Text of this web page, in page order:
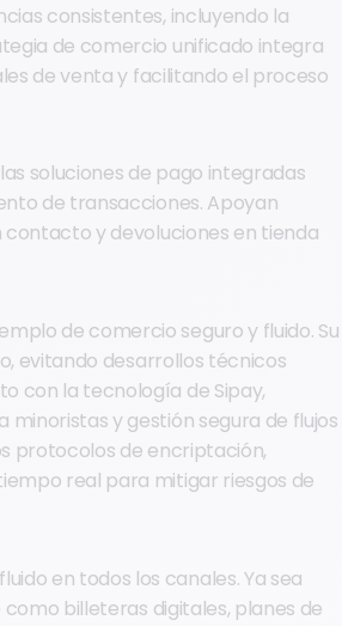
consistentes, incluyendo la
de comercio unificado integra
de venta y facilitando el proceso
soluciones de pago integradas
de transacciones. Apoyan
y devoluciones en tienda
de comercio seguro y fluido. Su
evitando desarrollos técnicos
con la tecnología de Sipay,
y gestión segura de flujos
protocolos de encriptación,
real para mitigar riesgos de
en todos los canales. Ya sea
billeteras digitales, planes de